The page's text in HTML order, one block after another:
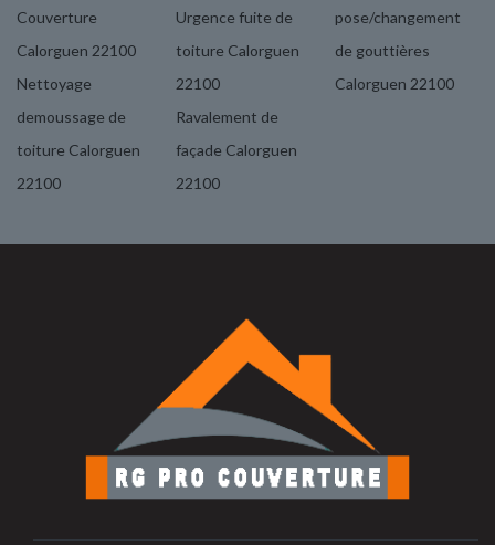
Couverture
Calorguen 22100
Nettoyage
demoussage de
toiture Calorguen
22100
Urgence fuite de
toiture Calorguen
22100
Ravalement de
façade Calorguen
22100
pose/changement
de gouttières
Calorguen 22100